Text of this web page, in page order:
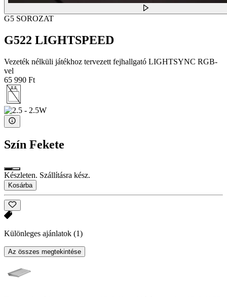
G5 SOROZAT
G522 LIGHTSPEED
Vezeték nélküli játékhoz tervezett fejhallgató LIGHTSYNC RGB-
vel
65 990 Ft
Szín Fekete
Készleten. Szállításra kész.
Kosárba
Különleges ajánlatok (1)
Az összes megtekintése